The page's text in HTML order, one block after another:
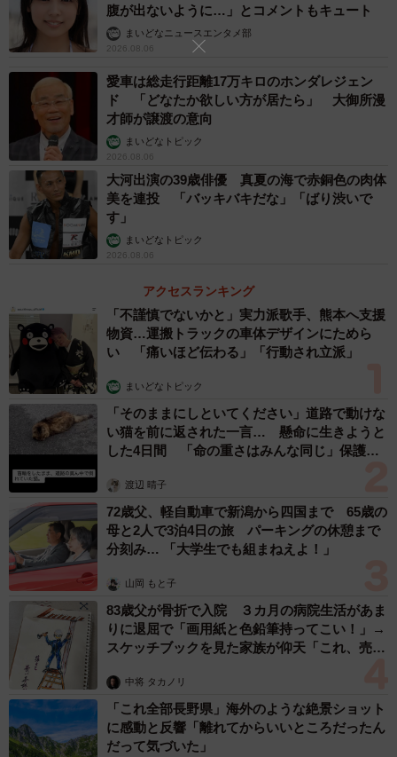
腹が出ないように…」とコメントもキュート
まいどなニュースエンタメ部
2026.08.06
愛車は総走行距離17万キロのホンダレジェン
ド 「どなたか欲しい方が居たら」 大御所漫
才師が譲渡の意向
まいどなトピック
2026.08.06
大河出演の39歳俳優 真夏の海で赤銅色の肉体
美を連投 「バッキバキだな」「ばり渋いで
す」
まいどなトピック
2026.08.06
アクセスランキング
「不謹慎でないかと」実力派歌手、熊本へ支援
物資…運搬トラックの車体デザインにためら
い 「痛いほど伝わる」「行動され立派」
まいどなトピック
「そのままにしといてください」道路で動けな
い猫を前に返された一言… 懸命に生きようと
した4日間 「命の重さはみんな同じ」保護団
渡辺 晴子
72歳父、軽自動車で新潟から四国まで 65歳の
母と2人で3泊4日の旅 パーキングの休憩まで
分刻み… 「大学生でも組まねえよ！」
山岡 もと子
83歳父が骨折で入院 ３カ月の病院生活があま
りに退屈で「画用紙と色鉛筆持ってこい！」→
スケッチブックを見た家族が仰天「これ、売れ
中将 タカノリ
「これ全部長野県」海外のような絶景ショット
に感動と反響「離れてからいいところだったん
だって気づいた」